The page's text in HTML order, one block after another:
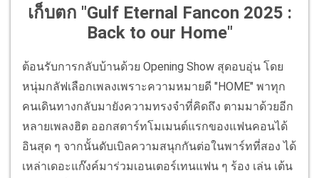
เก็บตก "Gulf Eternal Fancon 2025 :
Back to our Home"
ต้อนรับการกลับบ้านด้วย Opening Show สุดอบอุ่น โดย
หนุ่มกลัฟเลือกเพลงเพราะความหมายดี "HOME" พาทุก
คนเดินทางกลับมายังความทรงจำที่คิดถึง ตามมาด้วยอีก
หลายเพลงฮิต ออกสตาร์ทโมเมนต์แรกของแฟนคอนได้
อินสุด ๆ จากนั้นดับเบิลความสนุกกันต่อในพาร์ทที่สอง ได้
เหล่าเดอะแก๊งค์มาร่วมเอนเตอร์เทนแฟน ๆ ร้อง เล่น เต้น